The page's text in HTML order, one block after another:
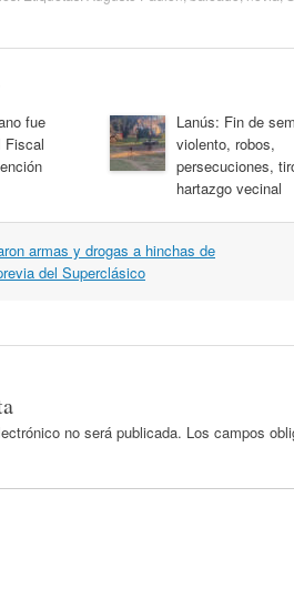
fue
Fiscal
Lanús: Fin de
violento, robos,
persecuciones,
hartazgo vecinal
armas y drogas a hinchas de
del Superclásico
no será publicada. Los campos